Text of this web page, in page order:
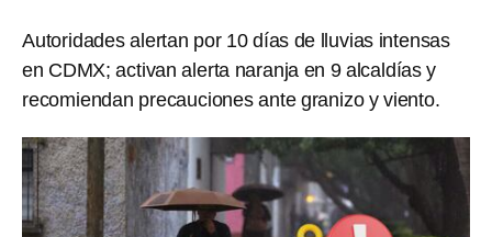
Autoridades alertan por 10 días de lluvias intensas
en CDMX; activan alerta naranja en 9 alcaldías y
recomiendan precauciones ante granizo y viento.